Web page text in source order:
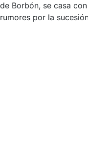
de Borbón, se casa
rumores por la